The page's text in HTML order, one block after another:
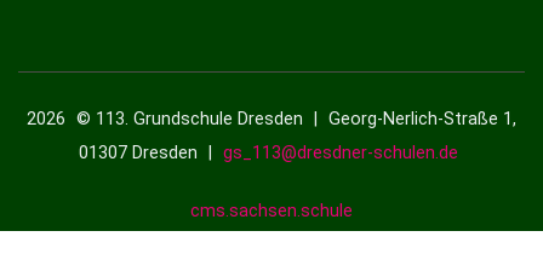
2026 © 113. Grundschule Dresden
Georg-Nerlich-Straße 1,
01307 Dresden
gs_113@dresdner-schulen.de
cms.sachsen.schule